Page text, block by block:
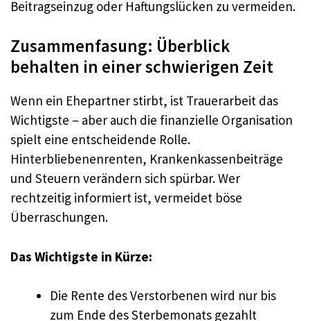
Beitragseinzug oder Haftungslücken zu vermeiden.
Zusammenfasung: Überblick
behalten in einer schwierigen Zeit
Wenn ein Ehepartner stirbt, ist Trauerarbeit das
Wichtigste – aber auch die finanzielle Organisation
spielt eine entscheidende Rolle.
Hinterbliebenenrenten, Krankenkassenbeiträge
und Steuern verändern sich spürbar. Wer
rechtzeitig informiert ist, vermeidet böse
Überraschungen.
Das Wichtigste in Kürze:
Die Rente des Verstorbenen wird nur bis
zum Ende des Sterbemonats gezahlt